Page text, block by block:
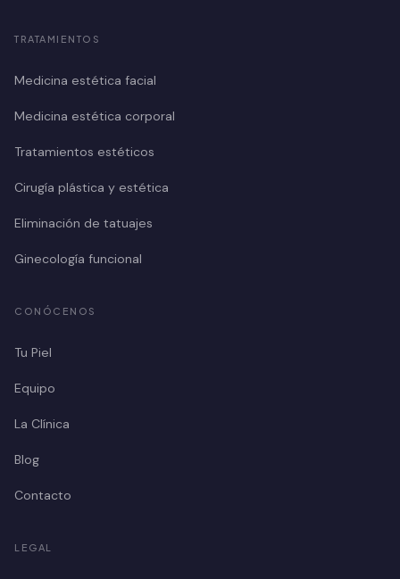
TRATAMIENTOS
Medicina estética facial
Medicina estética corporal
Tratamientos estéticos
Cirugía plástica y estética
Eliminación de tatuajes
Ginecología funcional
CONÓCENOS
Tu Piel
Equipo
La Clínica
Blog
Contacto
LEGAL